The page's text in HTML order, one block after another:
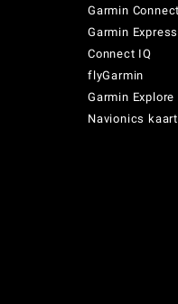
Garmin Connect
Garmin Express
Connect IQ
flyGarmin
Garmin Explore
Navionics